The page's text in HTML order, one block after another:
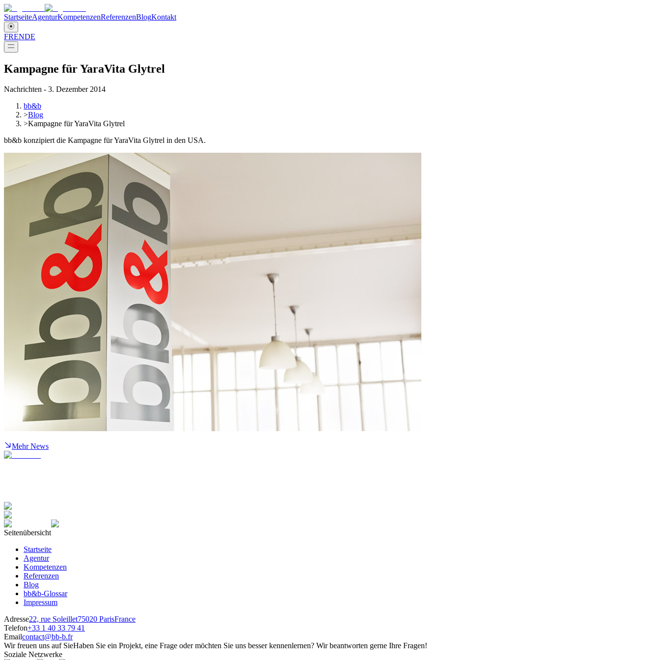
StartseiteAgenturKompetenzenReferenzenBlogKontakt
FRENDE
Kampagne für YaraVita Glytrel
Nachrichten - 3. Dezember 2014
bb&b
>Blog
>Kampagne für YaraVita Glytrel
bb&b konzipiert die Kampagne für YaraVita Glytrel in den USA.
Mehr News
Seitenübersicht
Startseite
Agentur
Kompetenzen
Referenzen
Blog
bb&b-Glossar
Impressum
Adresse22, rue Soleillet75020 ParisFrance
Telefon+33 1 40 33 79 41
Emailcontact@bb-b.fr
Wir freuen uns auf SieHaben Sie ein Projekt, eine Frage oder möchten Sie uns besser kennenlernen? Wir beantworten gerne Ihre Fragen!
Soziale Netzwerke